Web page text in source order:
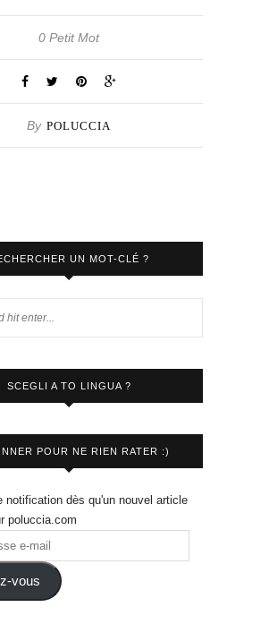
0 Petit Mot
By POLUCCIA
UN MOT-CLÉ ?
SCEGLI A TO LINGUA ?
POUR NE RIEN RATER :)
notification dès qu'un nouvel article
poluccia.com
vous